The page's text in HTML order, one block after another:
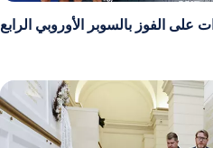
على الفوز بالسوبر الأوروبي الرابع